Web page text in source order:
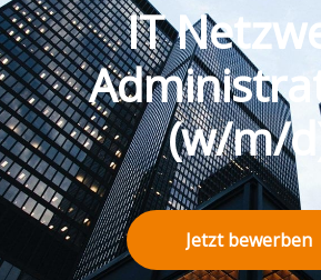
IT
(w/m/
Jetzt bewerben